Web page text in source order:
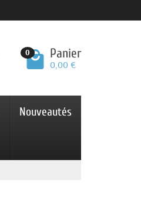
0 Panier
0,00 €
Nouveautés